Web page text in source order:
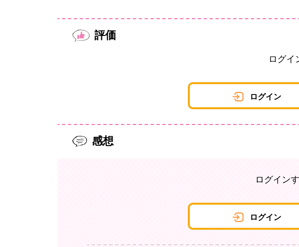
評価
ログイ
ログイン
感想
ログイン
ログイン